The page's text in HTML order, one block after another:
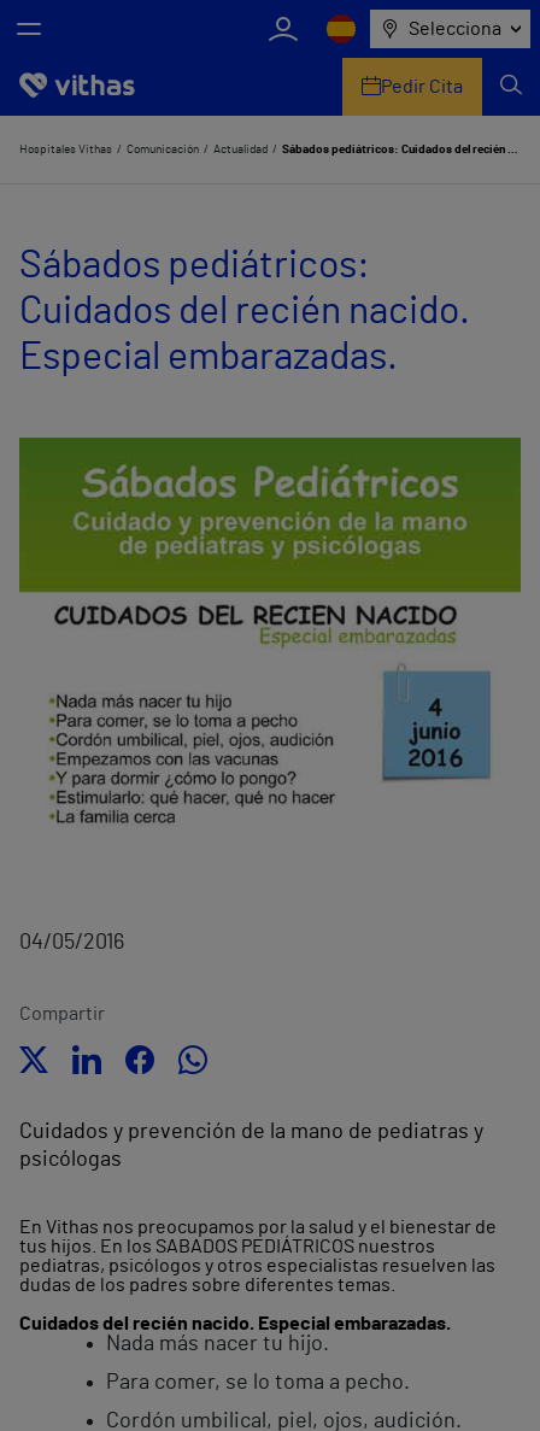
Selecciona
Nosotros
Servicios de salud
Equipo médico y asistencial
Información útil
Comunicación
Pedir Cita
Hospitales Vithas Comunicación Actualidad Sábados pediátricos: Cuidados del recién nacido. Especial embarazadas.
Sábados pediátricos:
Cuidados del recién nacido.
Especial embarazadas.
04/05/2016
Compartir
Cuidados y prevención de la mano de pediatras y
psicólogas
En Vithas nos preocupamos por la salud y el bienestar de
tus hijos. En los SABADOS PEDIÁTRICOS nuestros
pediatras, psicólogos y otros especialistas resuelven las
dudas de los padres sobre diferentes temas.
Cuidados del recién nacido. Especial embarazadas.
Nada más nacer tu hijo.
Para comer, se lo toma a pecho.
Cordón umbilical, piel, ojos, audición.